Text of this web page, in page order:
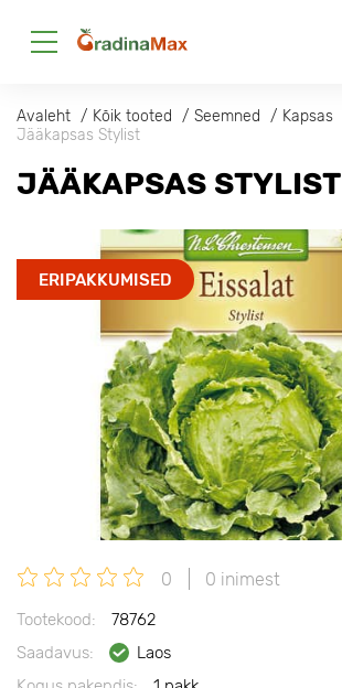
Avaleht Kõik tooted Seemned
Kapsas
Jääkapsas Stylist
JÄÄKAPSAS STYLIST
ERIPAKKUMISED
0 0 inimest
Tootekood:
78762
Saadavus:
Laos